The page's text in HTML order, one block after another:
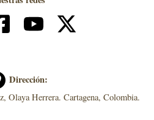
Dirección:
Olaya Herrera. Cartagena, Colombia.